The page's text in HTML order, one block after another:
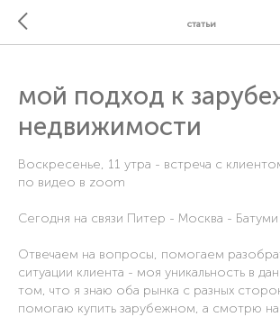
статьи
мой подход к
недвижимости
Воскресенье, 11 утра - встреча с
по видео в zoom
Сегодня на связи Питер - Москва - Батуми
Отвечаем на вопросы, помогаем
ситуации клиента - моя уникальность в
том, что я знаю оба рынка с разных
помогаю купить зарубежном, а смотрю